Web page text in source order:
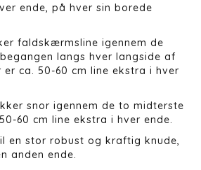
ende, på hver sin borede
faldskærmsline igennem de
langs hver langside af
ca. 50-60 cm line ekstra i hver
snor igennem de to midterste
60 cm line ekstra i hver ende.
en stor robust og kraftig knude,
anden ende.